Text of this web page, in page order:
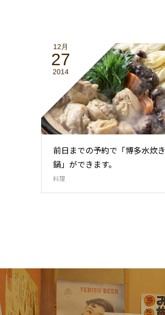
12月
27
2014
前日までの予約で「博多水炊き
鍋」ができます。
料理